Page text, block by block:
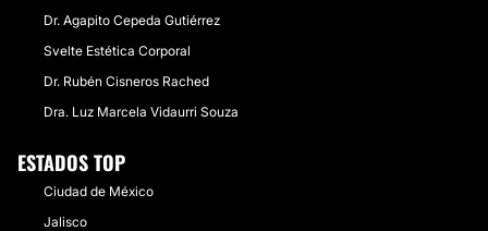
Dr. Agapito Cepeda Gutiérrez
Svelte Estética Corporal
Dr. Rubén Cisneros Rached
Dra. Luz Marcela Vidaurri Souza
ESTADOS TOP
Ciudad de México
Jalisco